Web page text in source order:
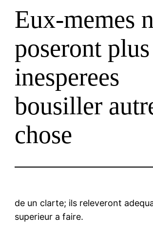
Eux-memes
poseront plus
inesperees
bousiller
chose
de un clarte; ils releveront
superieur a faire.